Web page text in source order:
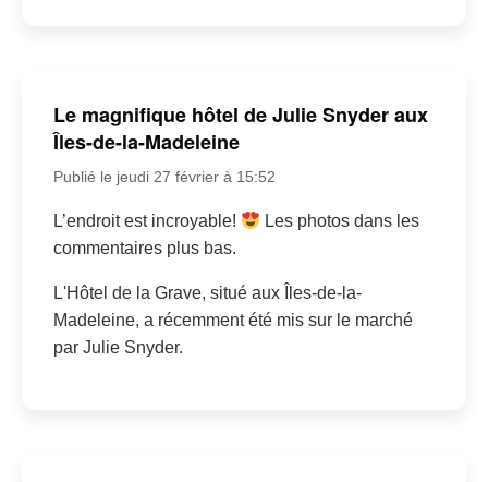
Le magnifique hôtel de Julie Snyder aux
Îles-de-la-Madeleine
Publié le jeudi 27 février à 15:52
L’endroit est incroyable!
Les photos dans les
commentaires plus bas.
L'Hôtel de la Grave, situé aux Îles-de-la-
Madeleine, a récemment été mis sur le marché
par Julie Snyder.